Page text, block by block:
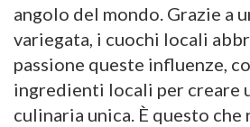
angolo del mondo. Grazie a
variegata, i cuochi locali
passione queste influenze,
ingredienti locali per creare
culinaria unica. È questo che